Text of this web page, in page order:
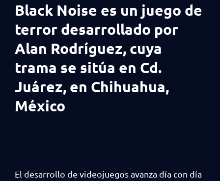
Black Noise es un juego de
terror desarrollado por
Alan Rodríguez, cuya
trama se sitúa en Cd.
Juárez, en Chihuahua,
México
El desarrollo de videojuegos avanza día con día